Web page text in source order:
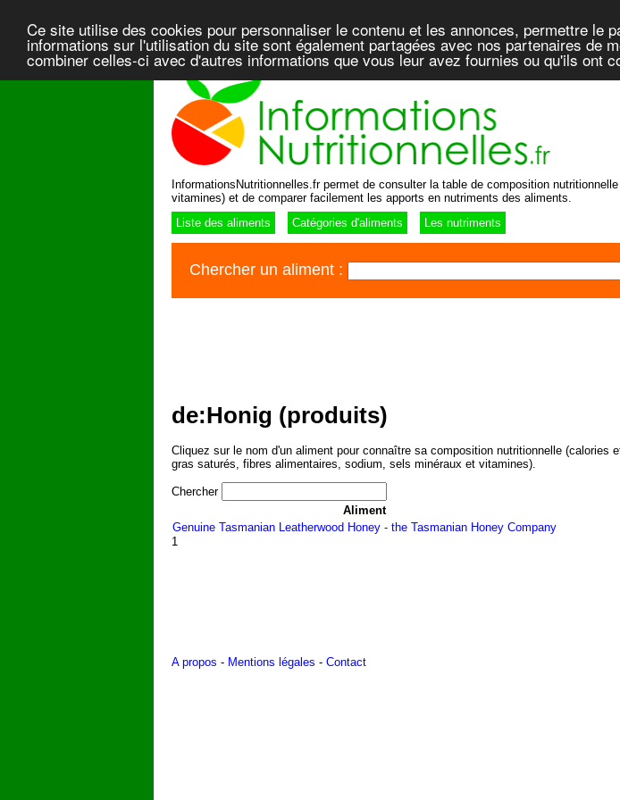
Ce site utilise des cookies pour personnaliser le contenu et les annonces, permettre le
informations sur l'utilisation du site sont également partagées avec nos partenaires de
combiner celles-ci avec d'autres informations que vous leur avez fournies ou qu'ils ont
InformationsNutritionnelles.fr permet de consulter la table de composition
vitamines) et de comparer facilement les apports en nutriments des aliments.
Liste des aliments
Catégories d'aliments Les nutriments
Chercher un aliment :
de:Honig (produits)
Cliquez sur le nom d'un aliment pour connaître sa composition nutritionnelle
gras saturés, fibres alimentaires, sodium, sels minéraux et vitamines).
Chercher
Aliment
Genuine Tasmanian Leatherwood Honey - the Tasmanian Honey Company
1
A propos - Mentions légales - Contact